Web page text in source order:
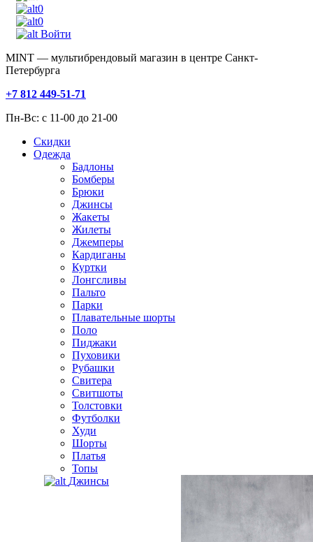
0
0
Войти
MINT — мультибрендовый магазин в центре Санкт-
Петербурга
+7 812 449-51-71
Пн-Вс: с 11-00 до 21-00
Скидки
Одежда
Бадлоны
Бомберы
Брюки
Джинсы
Жакеты
Жилеты
Джемперы
Кардиганы
Куртки
Лонгсливы
Пальто
Парки
Плавательные шорты
Поло
Пиджаки
Пуховики
Рубашки
Свитера
Свитшоты
Толстовки
Футболки
Худи
Шорты
Платья
Топы
Джинсы